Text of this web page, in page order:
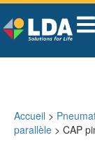
Accueil >
parallèle > CAP